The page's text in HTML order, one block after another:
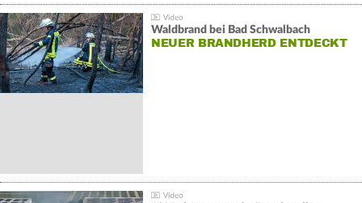
Waldbrand bei Bad Schwalbach
NEUER BRANDHERD ENTDECKT